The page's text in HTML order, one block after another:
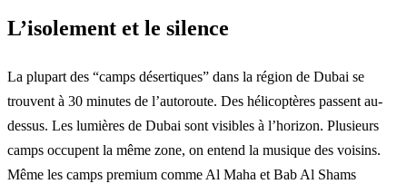
L’isolement et le silence
La plupart des “camps désertiques” dans la région de Dubai se
trouvent à 30 minutes de l’autoroute. Des hélicoptères passent au-
dessus. Les lumières de Dubai sont visibles à l’horizon. Plusieurs
camps occupent la même zone, on entend la musique des voisins.
Même les camps premium comme Al Maha et Bab Al Shams